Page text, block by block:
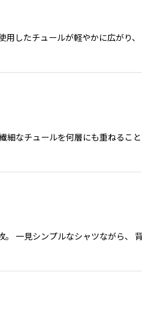
したチュールが軽やかに広がり
なチュールを何層にも重ねるこ
一見シンプルなシャツながら